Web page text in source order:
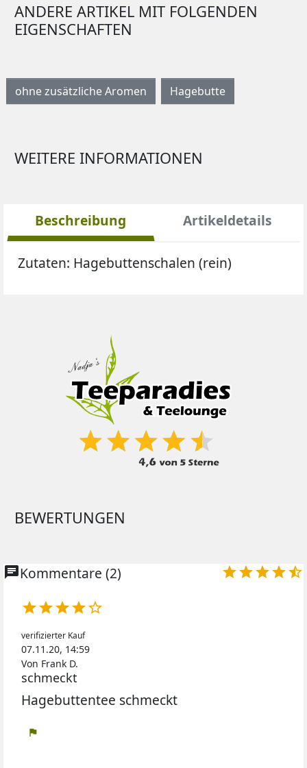
ANDERE ARTIKEL MIT FOLGENDEN
EIGENSCHAFTEN
ohne zusätzliche Aromen Hagebutte
WEITERE INFORMATIONEN
Beschreibung Artikeldetails
Zutaten: Hagebuttenschalen (rein)
BEWERTUNGEN
chatKommentare (2) 

verifizierter Kauf
07.11.20, 14:59
Von Frank D.
schmeckt
Hagebuttentee schmeckt
flag